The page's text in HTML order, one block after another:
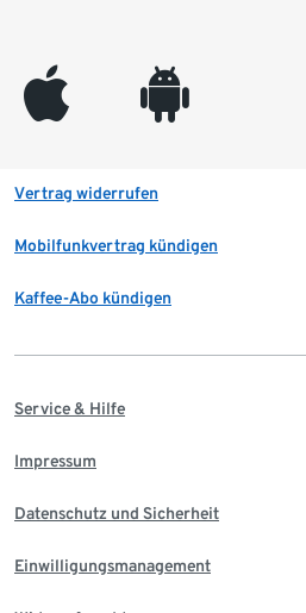
appleinc android
Vertrag widerrufen
Mobilfunkvertrag kündigen
Kaffee-Abo kündigen
Service & Hilfe
Impressum
Datenschutz und Sicherheit
Einwilligungsmanagement